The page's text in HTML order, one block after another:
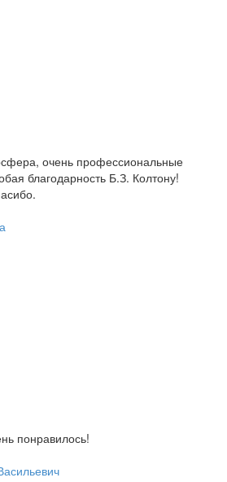
очень профессиональные
благодарность Б.З. Колтону!
понравилось!